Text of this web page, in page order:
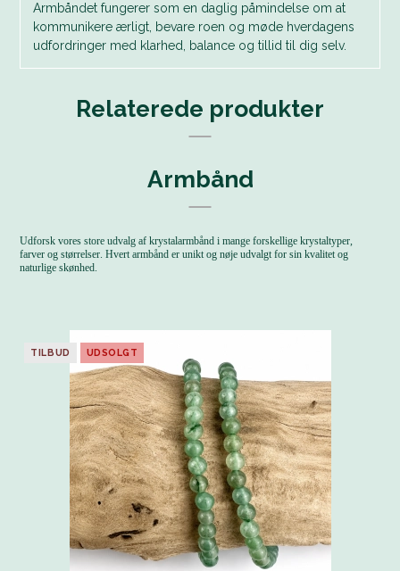
Armbåndet fungerer som en daglig påmindelse om at
kommunikere ærligt, bevare roen og møde hverdagens
udfordringer med klarhed, balance og tillid til dig selv.
Relaterede produkter
Armbånd
Udforsk vores store udvalg af krystalarmbånd i mange forskellige krystaltyper,
farver og størrelser. Hvert armbånd er unikt og nøje udvalgt for sin kvalitet og
naturlige skønhed.
TILBUD UDSOLGT